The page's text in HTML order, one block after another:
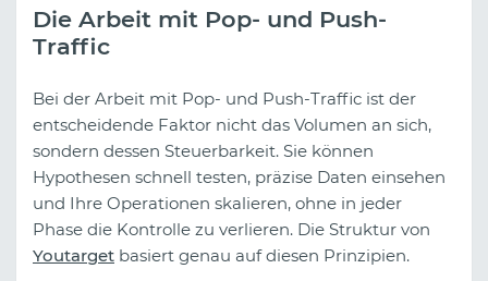
Die Arbeit mit Pop- und Push-
Traffic
Bei der Arbeit mit Pop- und Push-Traffic ist der
entscheidende Faktor nicht das Volumen an sich,
sondern dessen Steuerbarkeit. Sie können
Hypothesen schnell testen, präzise Daten einsehen
und Ihre Operationen skalieren, ohne in jeder
Phase die Kontrolle zu verlieren. Die Struktur von
Youtarget basiert genau auf diesen Prinzipien.